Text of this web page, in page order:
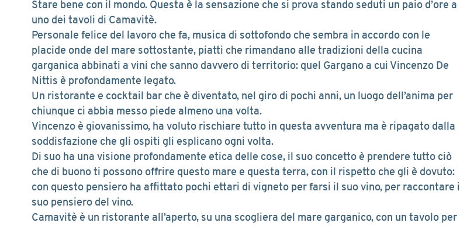
Stare bene con il mondo. Questa è la sensazione che si prova stando seduti un paio d’ore a
uno dei tavoli di Camavitè.
Personale felice del lavoro che fa, musica di sottofondo che sembra in accordo con le
placide onde del mare sottostante, piatti che rimandano alle tradizioni della cucina
garganica abbinati a vini che sanno davvero di territorio: quel Gargano a cui Vincenzo De
Nittis è profondamente legato.
Un ristorante e cocktail bar che è diventato, nel giro di pochi anni, un luogo dell’anima per
chiunque ci abbia messo piede almeno una volta.
Vincenzo è giovanissimo, ha voluto rischiare tutto in questa avventura ma è ripagato dalla
soddisfazione che gli ospiti gli esplicano ogni volta.
Di suo ha una visione profondamente etica delle cose, il suo concetto è prendere tutto ciò
che di buono ti possono offrire questo mare e questa terra, con il rispetto che gli è dovuto:
con questo pensiero ha affittato pochi ettari di vigneto per farsi il suo vino, per raccontare il
suo pensiero del vino.
Camavitè è un ristorante all’aperto, su una scogliera del mare garganico, con un tavolo per